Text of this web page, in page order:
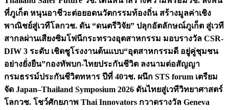
ที่ภูเก็ต หนุนอาชีวะต่อยอดนวัตกรรมท้องถิ่น สร้างมูลค่าเชิง
พาณิชย์สู่เวทีโลกวช. ดัน “ดนตรีวิจัย” ปลุกอัตลักษณ์ภูเก็ต สู่เวที
สากลผ่านเสียงซิมโฟนีกระทรวงอุตสาหกรรม มอบรางวัล CSR-
DIW 3 ระดับ เชิดชูโรงงานต้นแบบ“อุตสาหกรรมดี อยู่คู่ชุมชน
อย่างยั่งยืน”กองทัพบก-ไทยประกันชีวิต ลงนามต่อสัญญา
กรมธรรม์ประกันชีวิตทหาร ปีที่ 40วช. ผนึก STS forum เตรียม
จัด Japan–Thailand Symposium 2026 ดันไทยสู่เวทีวิทยาศาสตร์
โลกวช. โชว์ศักยภาพ Thai Innovators กวาดรางวัล Geneva